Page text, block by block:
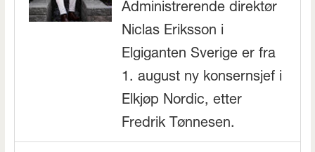
Administrerende direktør
Niclas Eriksson i
Elgiganten Sverige er fra
1. august ny konsernsjef i
Elkjøp Nordic, etter
Fredrik Tønnesen.